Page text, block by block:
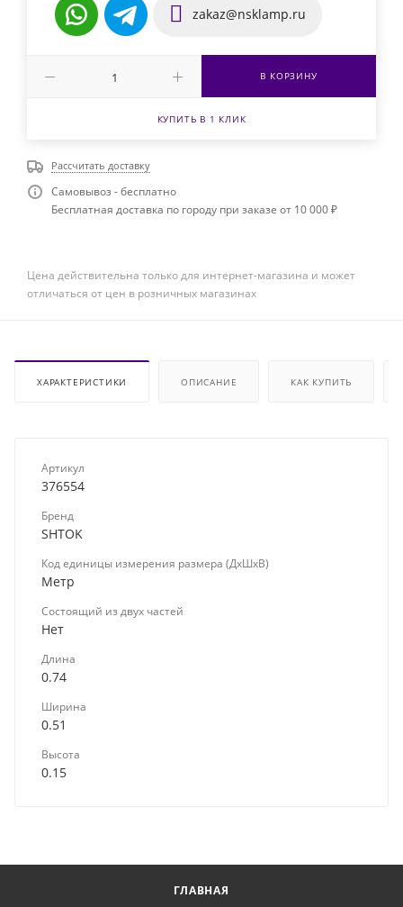
zakaz@nsklamp.ru
В КОРЗИНУ
КУПИТЬ В 1 КЛИК
Рассчитать доставку
Самовывоз - бесплатно
Бесплатная доставка по городу при заказе от 10 000 ₽
Цена действительна только для интернет-магазина и может
отличаться от цен в розничных магазинах
ХАРАКТЕРИСТИКИ ОПИСАНИЕ КАК КУПИТЬ
Артикул
376554
Бренд
SHTOK
Код единицы измерения размера (ДхШхВ)
Метр
Состоящий из двух частей
Нет
Длина
0.74
Ширина
0.51
Высота
0.15
ГЛАВНАЯ